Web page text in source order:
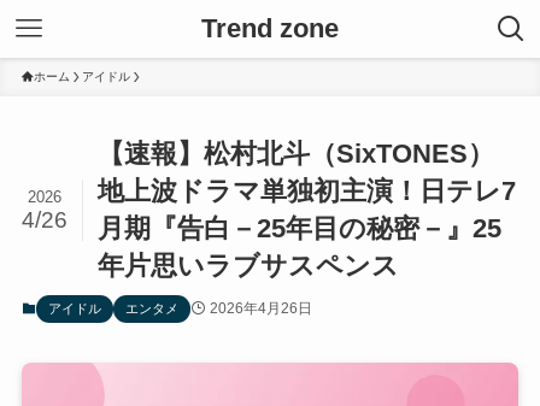
Trend zone
ホーム アイドル
【速報】松村北斗（SixTONES）
地上波ドラマ単独初主演！日テレ7
月期『告白－25年目の秘密－』25
年片思いラブサスペンス
2026
4/26
アイドル エンタメ 2026年4月26日